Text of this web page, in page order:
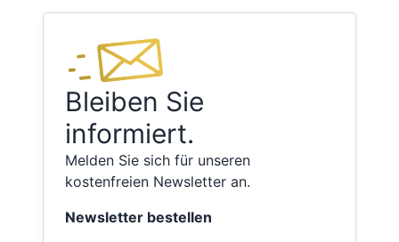
Bleiben Sie
informiert.
Melden Sie sich für unseren
kostenfreien Newsletter an.